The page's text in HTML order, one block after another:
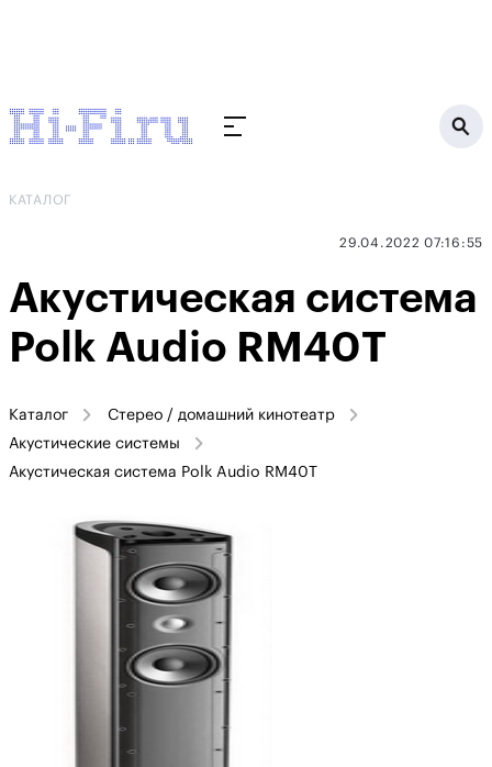
КАТАЛОГ
29.04.2022 07:16:55
Акустическая система
Polk Audio RM40T
Каталог
Стерео / домашний кинотеатр
Акустические системы
Акустическая система Polk Audio RM40T